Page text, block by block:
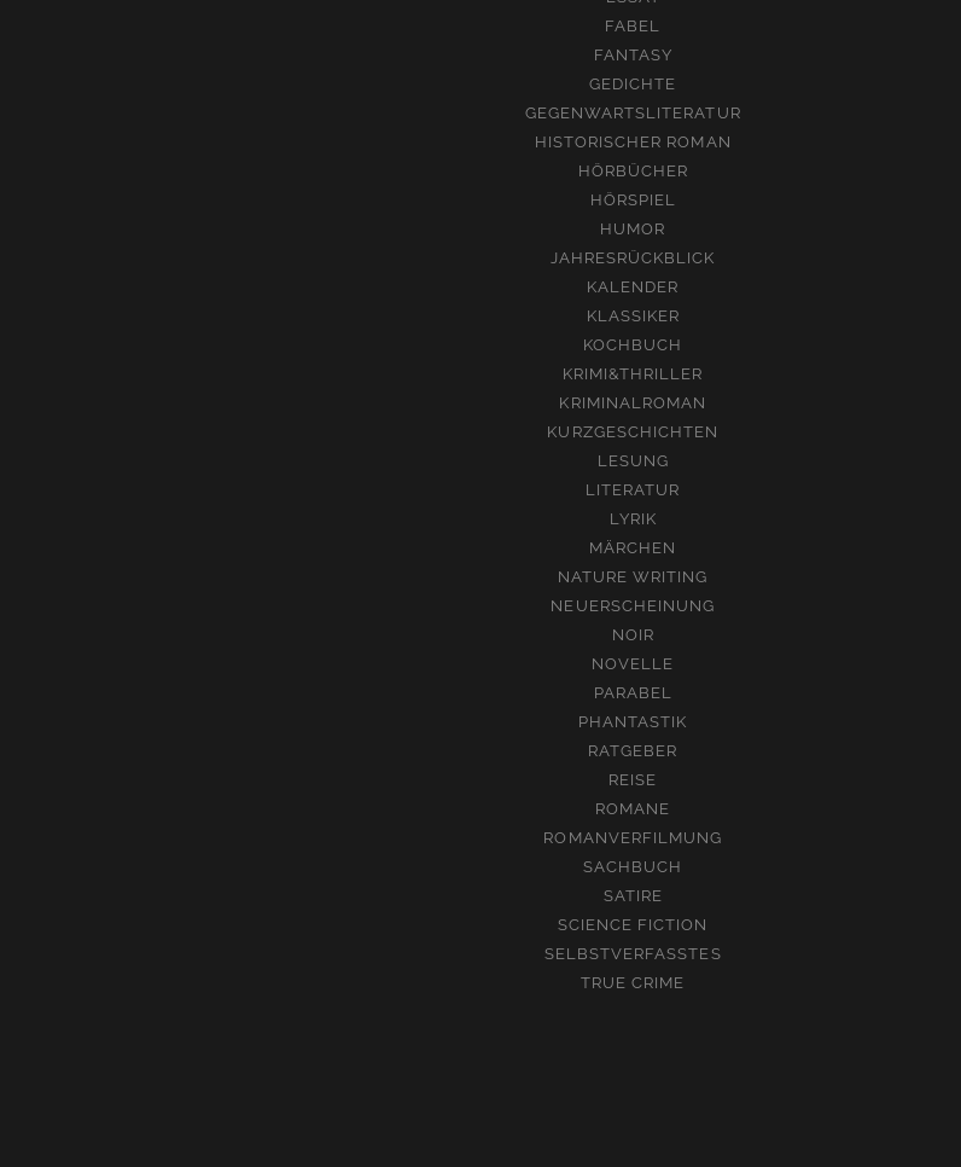
FABEL
FANTASY
GEDICHTE
GEGENWARTSLITERATUR
HISTORISCHER ROMAN
HÖRBÜCHER
HÖRSPIEL
HUMOR
JAHRESRÜCKBLICK
KALENDER
KLASSIKER
KOCHBUCH
KRIMI&THRILLER
KRIMINALROMAN
KURZGESCHICHTEN
LESUNG
LITERATUR
LYRIK
MÄRCHEN
NATURE WRITING
NEUERSCHEINUNG
NOIR
NOVELLE
PARABEL
PHANTASTIK
RATGEBER
REISE
ROMANE
ROMANVERFILMUNG
SACHBUCH
SATIRE
SCIENCE FICTION
SELBSTVERFASSTES
TRUE CRIME